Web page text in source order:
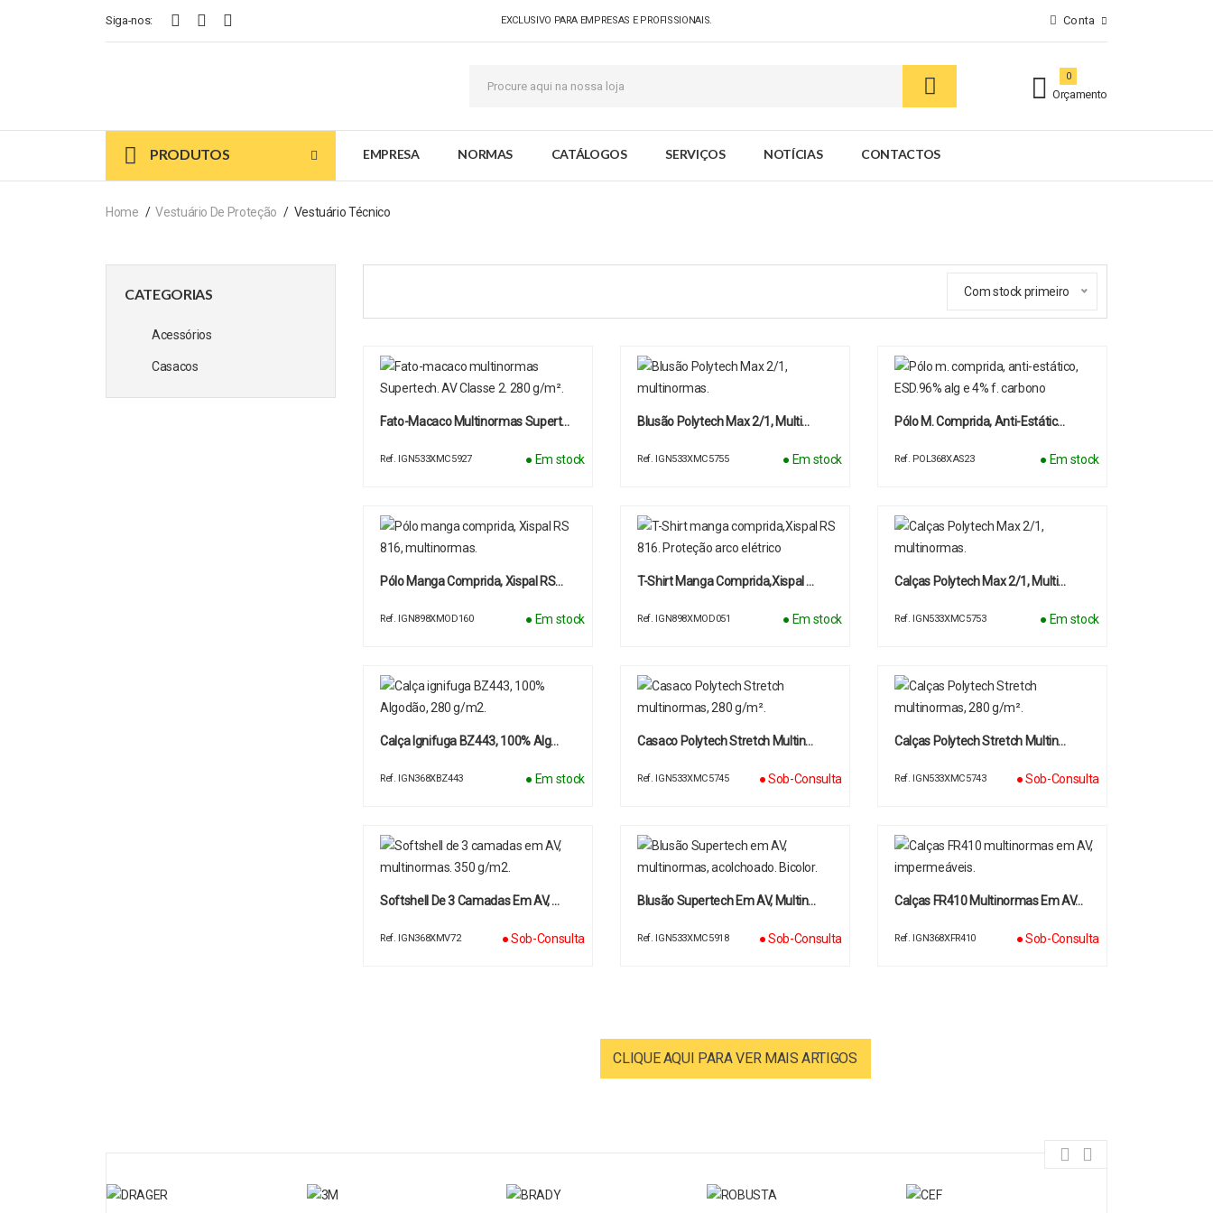
Siga-nos: EXCLUSIVO PARA EMPRESAS E PROFISSIONAIS. Conta
Orçamento
0
PRODUTOS EMPRESA NORMAS CATÁLOGOS SERVIÇOS NOTÍCIAS CONTACTOS
Home Vestuário De Proteção Vestuário Técnico
CATEGORIAS
Acessórios
Casacos
Com stock primeiro
Fato-Macaco Multinormas Supert…
Ref. IGN533XMC5927 ● Em stock
Blusão Polytech Max 2/1, Multi…
Ref. IGN533XMC5755 ● Em stock
Pólo M. Comprida, Anti-Estátic…
Ref. POL368XAS23 ● Em stock
Pólo Manga Comprida, Xispal RS…
Ref. IGN898XMOD160 ● Em stock
T-Shirt Manga Comprida,Xispal …
Ref. IGN898XMOD051 ● Em stock
Calças Polytech Max 2/1, Multi…
Ref. IGN533XMC5753 ● Em stock
Calça Ignifuga BZ443, 100% Alg…
Ref. IGN368XBZ443 ● Em stock
Casaco Polytech Stretch Multin…
Ref. IGN533XMC5745 ● Sob-Consulta
Calças Polytech Stretch Multin…
Ref. IGN533XMC5743 ● Sob-Consulta
Softshell De 3 Camadas Em AV, …
Ref. IGN368XMV72 ● Sob-Consulta
Blusão Supertech Em AV, Multin…
Ref. IGN533XMC5918 ● Sob-Consulta
Calças FR410 Multinormas Em AV…
Ref. IGN368XFR410 ● Sob-Consulta
CLIQUE AQUI PARA VER MAIS ARTIGOS